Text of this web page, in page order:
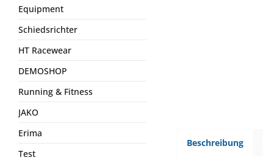
Equipment
Schiedsrichter
HT Racewear
DEMOSHOP
Running & Fitness
JAKO
Erima
Test
Beschreibung